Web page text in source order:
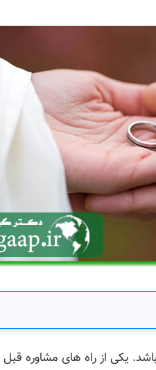
یکی از راه‌ های مشاوره